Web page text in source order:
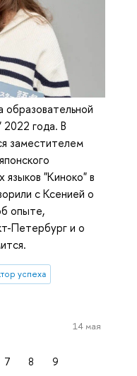
образовательной
года. В
заместителем
языков "Киноко" в
с Ксенией о
опыте,
Петербург и о
успеха
14 мая
7 8
9